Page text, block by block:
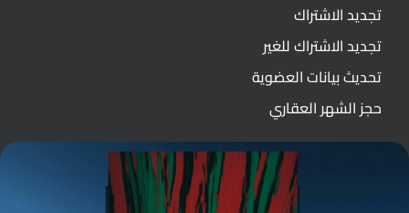
تجديد الاشتراك
تجديد الاشتراك للغير
تحديث بيانات العضوية
حجز الشهر العقاري